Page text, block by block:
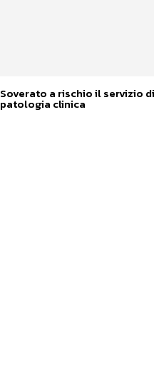
Soverato a rischio il servizio di
patologia clinica